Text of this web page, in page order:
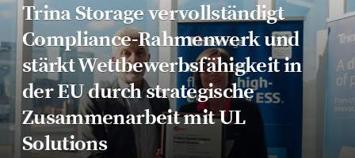
Trina Storage vervollständigt
Compliance-Rahmenwerk und
stärkt Wettbewerbsfähigkeit in
der EU durch strategische
Zusammenarbeit mit UL
Solutions